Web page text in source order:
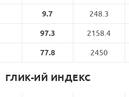
9.7 248.3
97.3 2158.4
77.8 2450
ГЛИК-ИЙ ИНДЕКС